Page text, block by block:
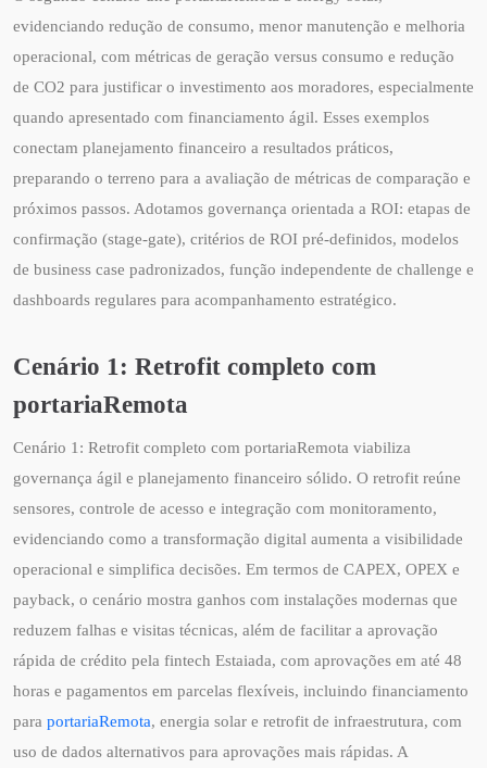
evidenciando redução de consumo, menor manutenção e melhoria
operacional, com métricas de geração versus consumo e redução
de CO2 para justificar o investimento aos moradores, especialmente
quando apresentado com financiamento ágil. Esses exemplos
conectam planejamento financeiro a resultados práticos,
preparando o terreno para a avaliação de métricas de comparação e
próximos passos. Adotamos governança orientada a ROI: etapas de
confirmação (stage-gate), critérios de ROI pré-definidos, modelos
de business case padronizados, função independente de challenge e
dashboards regulares para acompanhamento estratégico.
Cenário 1: Retrofit completo com
portariaRemota
Cenário 1: Retrofit completo com portariaRemota viabiliza
governança ágil e planejamento financeiro sólido. O retrofit reúne
sensores, controle de acesso e integração com monitoramento,
evidenciando como a transformação digital aumenta a visibilidade
operacional e simplifica decisões. Em termos de CAPEX, OPEX e
payback, o cenário mostra ganhos com instalações modernas que
reduzem falhas e visitas técnicas, além de facilitar a aprovação
rápida de crédito pela fintech Estaiada, com aprovações em até 48
horas e pagamentos em parcelas flexíveis, incluindo financiamento
para portariaRemota, energia solar e retrofit de infraestrutura, com
uso de dados alternativos para aprovações mais rápidas. A